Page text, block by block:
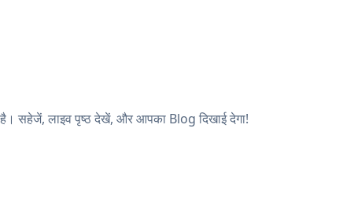
सहेजें, लाइव पृष्ठ देखें, और आपका Blog दिखाई देगा!